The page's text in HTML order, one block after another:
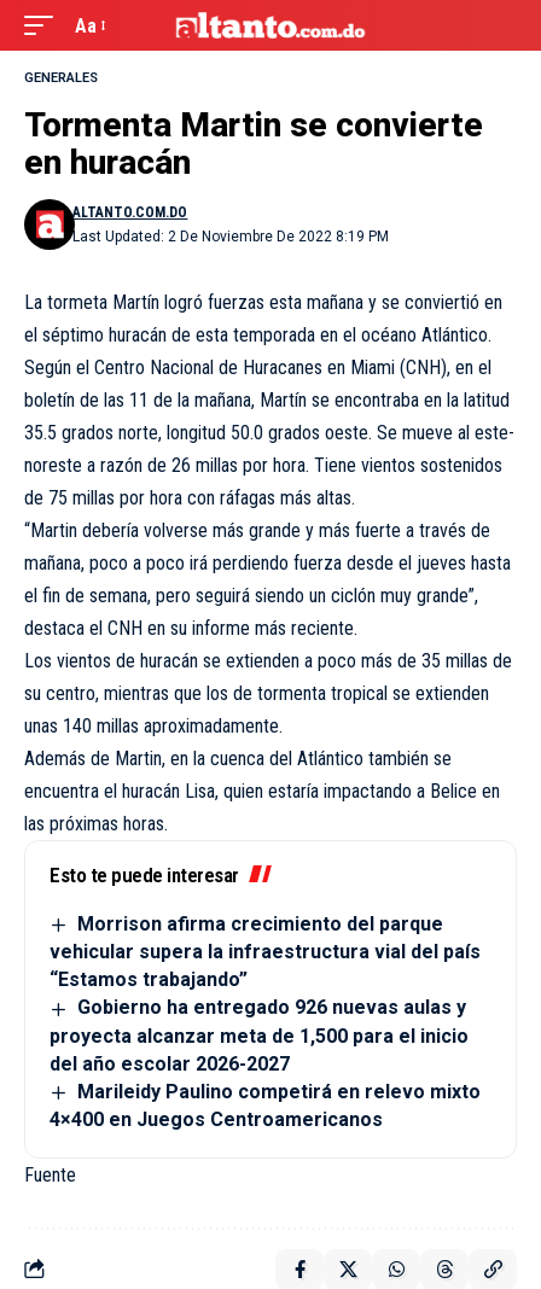
Aa
GENERALES
Tormenta Martin se convierte
en huracán
Last Updated: 2 De Noviembre De 2022 8:19 PM
ALTANTO.COM.DO
La tormeta Martín logró fuerzas esta mañana y se conviertió en
el séptimo huracán de esta temporada en el océano Atlántico.
Según el Centro Nacional de Huracanes en Miami (CNH), en el
boletín de las 11 de la mañana, Martín se encontraba en la latitud
35.5 grados norte, longitud 50.0 grados oeste. Se mueve al este-
noreste a razón de 26 millas por hora. Tiene vientos sostenidos
de 75 millas por hora con ráfagas más altas.
“Martin debería volverse más grande y más fuerte a través de
mañana, poco a poco irá perdiendo fuerza desde el jueves hasta
el fin de semana, pero seguirá siendo un ciclón muy grande”,
destaca el CNH en su informe más reciente.
Los vientos de huracán se extienden a poco más de 35 millas de
su centro, mientras que los de tormenta tropical se extienden
unas 140 millas aproximadamente.
Además de Martin, en la cuenca del Atlántico también se
encuentra el huracán Lisa, quien estaría impactando a Belice en
las próximas horas.
Esto te puede interesar
Morrison afirma crecimiento del parque
vehicular supera la infraestructura vial del país
“Estamos trabajando”
Gobierno ha entregado 926 nuevas aulas y
proyecta alcanzar meta de 1,500 para el inicio
del año escolar 2026-2027
Marileidy Paulino competirá en relevo mixto
4×400 en Juegos Centroamericanos
Fuente